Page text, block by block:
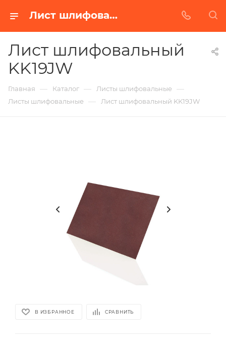
Лист шлифовальный KK19JW в Белгороде | Купить по недорогой цене от Абразивного Завода
Лист шлифовальный
KK19JW
Главная — Каталог — Листы шлифовальные —
Листы шлифовальные — Лист шлифовальный KK19JW
В ИЗБРАННОЕ СРАВНИТЬ